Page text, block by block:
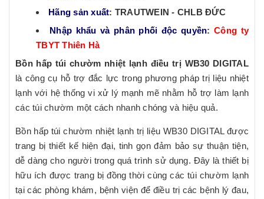
Hãng sản xuất: TRAUTWEIN - CHLB ĐỨC
Nhập khẩu và phân phối độc quyền:Công ty
TBYT Thiên Hà
Bồn hấp túi chườm nhiệt lạnh điều trị WB30 DIGITAL
là công cụ hỗ trợ đắc lực trong phương pháp trị liệu nhiệt
lạnh với hệ thống vi xử lý mạnh mẽ nhằm hỗ trợ làm lạnh
các túi chườm một cách nhanh chóng và hiệu quả.
Bồn hấp túi chườm nhiệt lạnh trị liệu WB30 DIGITAL được
trang bị thiết kế hiện đại, tinh gọn đảm bảo sự thuận tiện,
dễ dàng cho người trong quá trình sử dụng. Đây là thiết bị
hữu ích được trang bị đồng thời cùng các túi chườm lạnh
tại các phòng khám, bệnh viện để điều trị các bệnh lý đau,